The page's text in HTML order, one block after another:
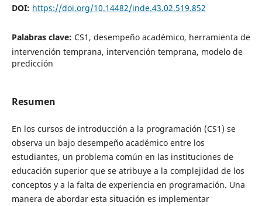
DOI: https://doi.org/10.14482/inde.43.02.519.852
Palabras clave: CS1, desempeño académico, herramienta de
intervención temprana, intervención temprana, modelo de
predicción
Resumen
En los cursos de introducción a la programación (CS1) se
observa un bajo desempeño académico entre los
estudiantes, un problema común en las instituciones de
educación superior que se atribuye a la complejidad de los
conceptos y a la falta de experiencia en programación. Una
manera de abordar esta situación es implementar